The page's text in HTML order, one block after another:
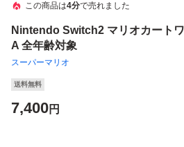
この商品は4分で売れました
Nintendo Switch2 マリオカート
A 全年齢対象
スーパーマリオ
送料無料
7,400円